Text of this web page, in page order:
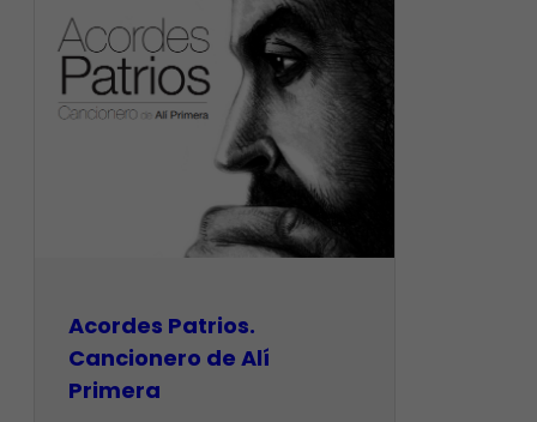
Acordes Patrios.
Cancionero de Alí
Primera